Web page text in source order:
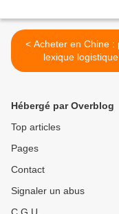
< Acheter en Chine : petit
lexique logistique
Hébergé par Overblog
Top articles
Pages
Contact
Signaler un abus